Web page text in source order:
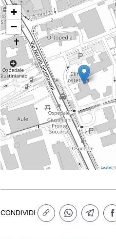
+
−
Leaflet|
CONDIVIDI